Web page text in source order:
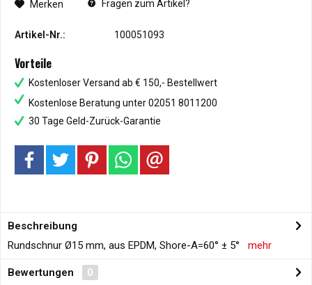
Merken Fragen zum Artikel?
Artikel-Nr.: 100051093
Vorteile
Kostenloser Versand ab € 150,- Bestellwert
Kostenlose Beratung unter 02051 8011200
30 Tage Geld-Zurück-Garantie
Beschreibung
Rundschnur Ø15 mm, aus EPDM, Shore-A=60° ± 5° mehr
Bewertungen
0